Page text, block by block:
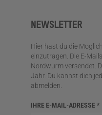
NEWSLETTER
Hier hast du die
einzutragen. Die E-
Nordwurm versendet.
Jahr. Du kannst dich
abmelden.
IHRE E-MAIL-ADRESSE*